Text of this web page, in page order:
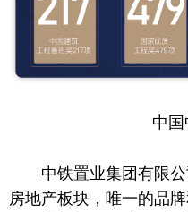
中国
中铁置业集团有限
房地产板块，唯一的品